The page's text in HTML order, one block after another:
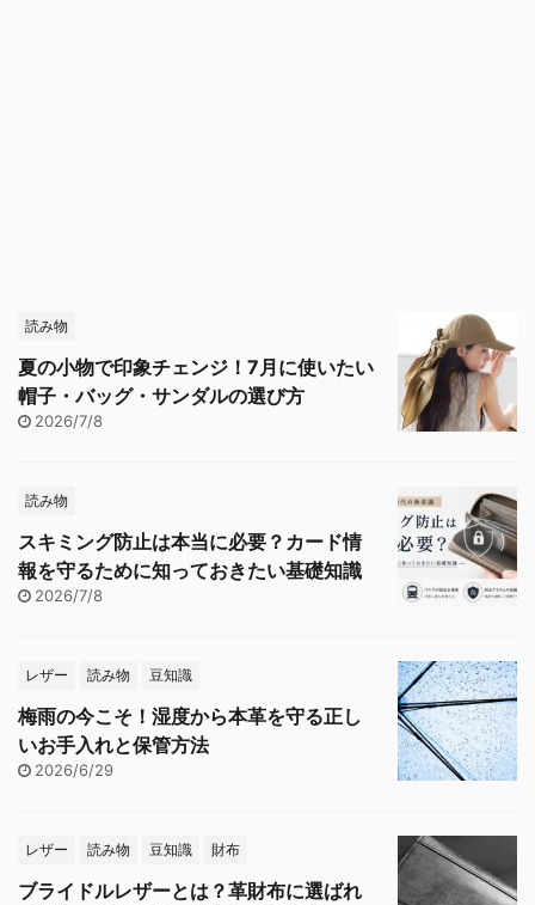
読み物
夏の小物で印象チェンジ！7月に使いたい
帽子・バッグ・サンダルの選び方
2026/7/8
読み物
スキミング防止は本当に必要？カード情
報を守るために知っておきたい基礎知識
2026/7/8
レザー 読み物 豆知識
梅雨の今こそ！湿度から本革を守る正し
いお手入れと保管方法
2026/6/29
レザー 読み物 豆知識 財布
ブライドルレザーとは？革財布に選ばれ